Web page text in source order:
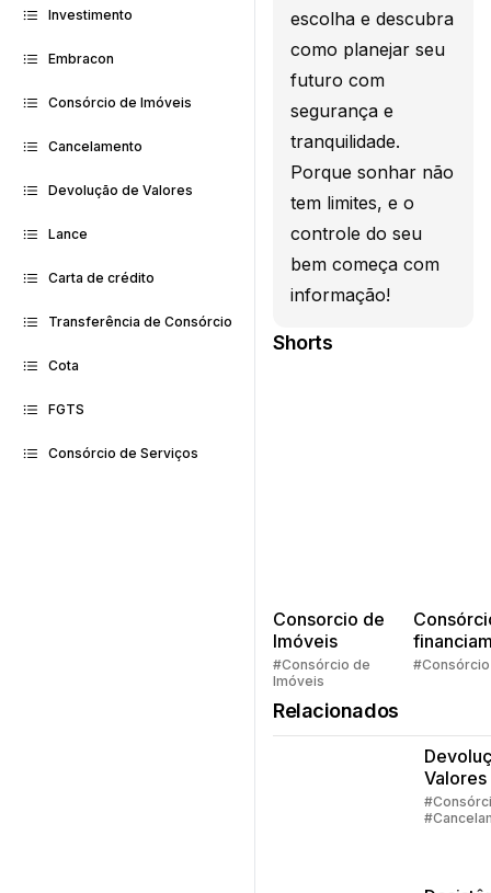
Investimento
Embracon
Consórcio de Imóveis
Cancelamento
Devolução de Valores
Lance
Carta de crédito
Transferência de Consórcio
Cota
FGTS
Consórcio de Serviços
escolha e descubra
como planejar seu
futuro com
segurança e
tranquilidade.
Porque sonhar não
tem limites, e o
controle do seu
bem começa com
informação!
Shorts
Consorcio de
Imóveis
#Consórcio de
Imóveis
Quem
#Consórcio
Relacionados
Valores
Parte 1